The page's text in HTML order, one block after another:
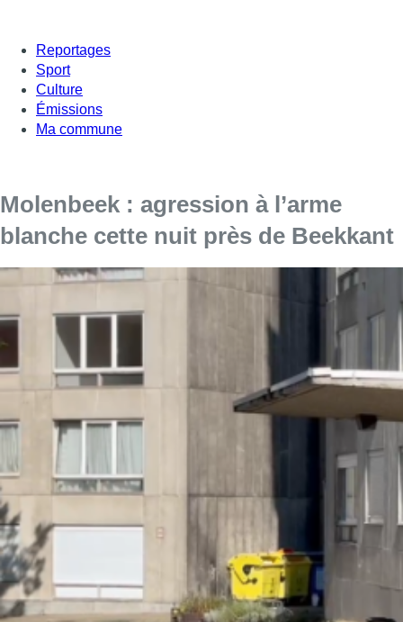
Reportages
Sport
Culture
Émissions
Ma commune
Molenbeek : agression à l’arme
blanche cette nuit près de Beekkant